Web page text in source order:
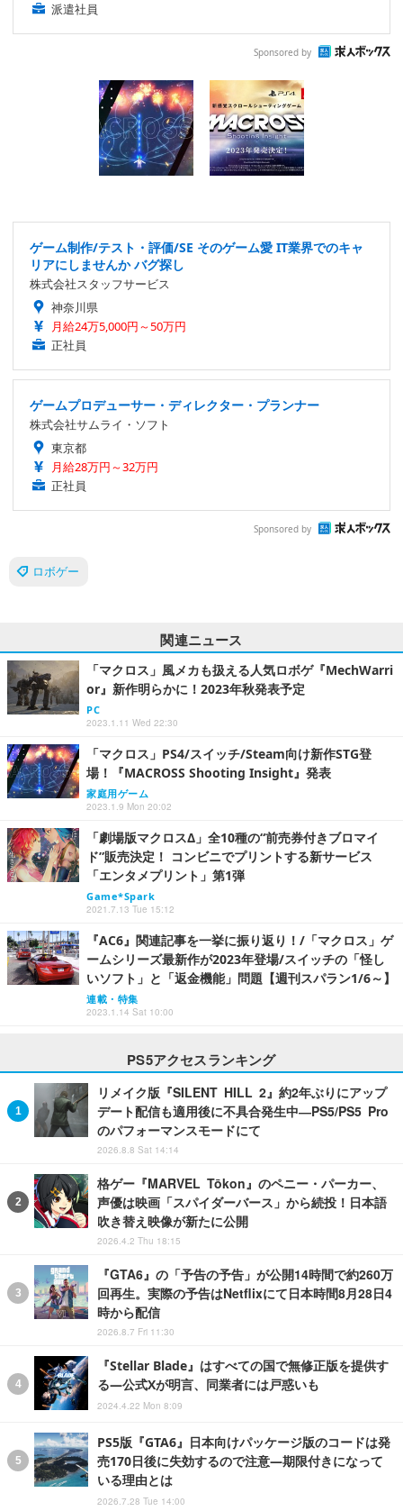
派遣社員
Sponsored by
ゲーム制作/テスト・評価/SE そのゲーム愛 IT業界でのキャ
リアにしませんか バグ探し
株式会社スタッフサービス
神奈川県
月給24万5,000円～50万円
正社員
ゲームプロデューサー・ディレクター・プランナー
株式会社サムライ・ソフト
東京都
月給28万円～32万円
正社員
Sponsored by
ロボゲー
関連ニュース
「マクロス」風メカも扱える人気ロボゲ『MechWarri
or』新作明らかに！2023年秋発表予定
PC
2023.1.11 Wed 22:30
「マクロス」PS4/スイッチ/Steam向け新作STG登
場！『MACROSS Shooting Insight』発表
家庭用ゲーム
2023.1.9 Mon 20:02
「劇場版マクロスΔ」全10種の“前売券付きブロマイ
ド”販売決定！ コンビニでプリントする新サービス
「エンタメプリント」第1弾
Game*Spark
2021.7.13 Tue 15:12
『AC6』関連記事を一挙に振り返り！/「マクロス」ゲ
ームシリーズ最新作が2023年登場/スイッチの「怪し
いソフト」と「返金機能」問題【週刊スパラン1/6～】
連載・特集
2023.1.14 Sat 10:00
PS5アクセスランキング
リメイク版『SILENT HILL 2』約2年ぶりにアップ
デート配信も適用後に不具合発生中―PS5/PS5 Pro
のパフォーマンスモードにて
2026.8.8 Sat 14:14
格ゲー『MARVEL Tōkon』のペニー・パーカー、
声優は映画「スパイダーバース」から続投！日本語
吹き替え映像が新たに公開
2026.4.2 Thu 18:15
『GTA6』の「予告の予告」が公開14時間で約260万
回再生。実際の予告はNetflixにて日本時間8月28日4
時から配信
2026.8.7 Fri 11:30
『Stellar Blade』はすべての国で無修正版を提供す
る―公式Xが明言、同業者には戸惑いも
2024.4.22 Mon 8:09
PS5版『GTA6』日本向けパッケージ版のコードは発
売170日後に失効するので注意―期限付きになって
いる理由とは
2026.7.28 Tue 14:00